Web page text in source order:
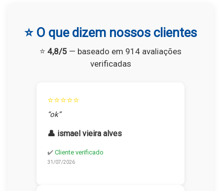
⭐ O que dizem nossos clientes
⭐ 4,8/5 — baseado em 914 avaliações
verificadas
⭐⭐⭐⭐⭐
“ok”
👤 ismael vieira alves
✔️ Cliente verificado
31/07/2026